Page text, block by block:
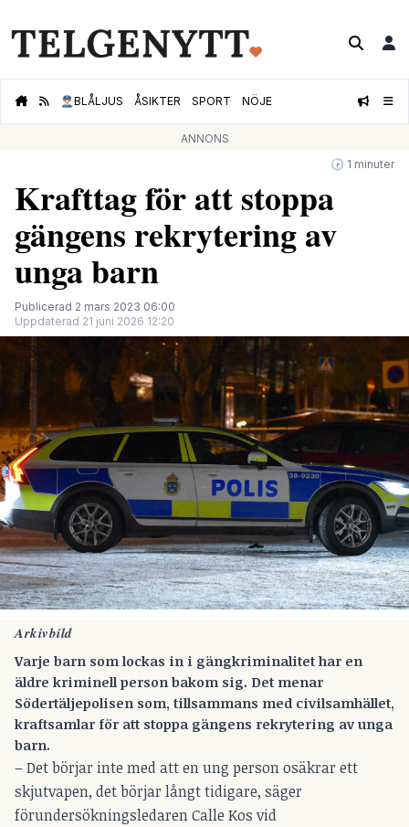
👮🏻‍♂️BLÅLJUS ÅSIKTER SPORT NÖJE
ANNONS
🕝 1 minuter
Krafttag för att stoppa
gängens rekrytering av
unga barn
Publicerad 2 mars 2023 06:00
Uppdaterad 21 juni 2026 12:20
Arkivbild
Varje barn som lockas in i gängkriminalitet har en
äldre kriminell person bakom sig. Det menar
Södertäljepolisen som, tillsammans med civilsamhället,
kraftsamlar för att stoppa gängens rekrytering av unga
barn.
– Det börjar inte med att en ung person osäkrar ett
skjutvapen, det börjar långt tidigare, säger
förundersökningsledaren Calle Kos vid